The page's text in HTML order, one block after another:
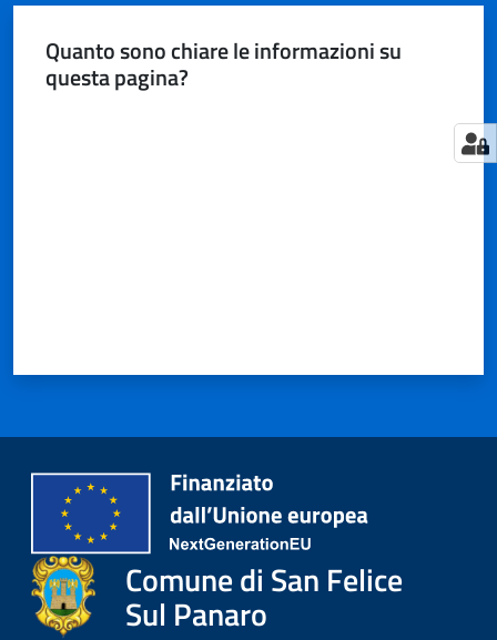
gli
argomenti...
Quanto sono chiare le informazioni su
questa pagina?
Comune di San Felice
Sul Panaro